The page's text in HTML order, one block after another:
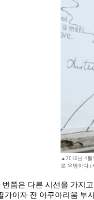
▲2016년 4월
로 유명하다.(
쯤은 다른 시선을 가지
가이자 전 아쿠아리움